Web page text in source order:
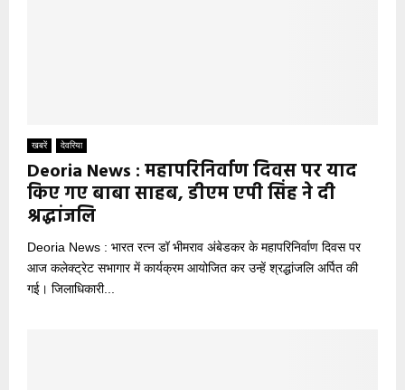
खबरें देवरिया
Deoria News : महापरिनिर्वाण दिवस पर याद
किए गए बाबा साहब, डीएम एपी सिंह ने दी
श्रद्धांजलि
Deoria News : भारत रत्न डॉ भीमराव अंबेडकर के महापरिनिर्वाण दिवस पर
आज कलेक्ट्रेट सभागार में कार्यक्रम आयोजित कर उन्हें श्रद्धांजलि अर्पित की
गई। जिलाधिकारी...